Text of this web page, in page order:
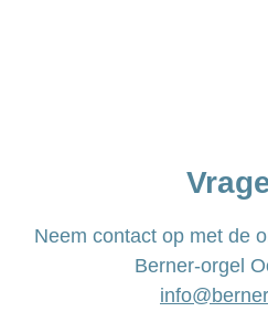
Neem contact op met de
Berner-orgel